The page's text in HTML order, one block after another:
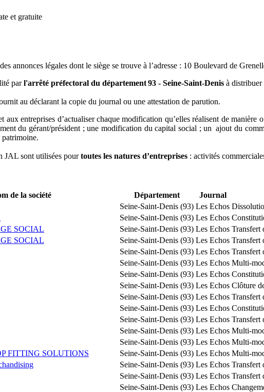
et gratuite
annonces légales dont le siège se trouve à l’adresse : 10 Boulevard de
parl'arrêté préfectoral du département 93 - Seine-Saint-Denis à distribuer
au déclarant la copie du journal ou une attestation de parution.
aux entreprises d’actualiser chaque modification qu’elles réalisent de
du gérant/président ; une modification du capital social ; un ajout du
patrimoine.
JAL sont utilisées pourtoutes les natures d’entreprises : activités
de la société Département Journal
Seine-Saint-Denis (93) Les Echos
Seine-Saint-Denis (93) Les Echos
SOCIAL Seine-Saint-Denis (93) Les Echos Transfert
SOCIAL Seine-Saint-Denis (93) Les Echos Transfert
Seine-Saint-Denis (93) Les Echos Transfert
Seine-Saint-Denis (93) Les Echos Multi-
Seine-Saint-Denis (93) Les Echos
Seine-Saint-Denis (93) Les Echos Clôture
Seine-Saint-Denis (93) Les Echos Transfert
Seine-Saint-Denis (93) Les Echos
Seine-Saint-Denis (93) Les Echos Transfert
Seine-Saint-Denis (93) Les Echos Multi-
Seine-Saint-Denis (93) Les Echos Multi-
FITTING SOLUTIONS Seine-Saint-Denis (93) Les Echos Multi-
Seine-Saint-Denis (93) Les Echos Transfert
Seine-Saint-Denis (93) Les Echos Transfert
Seine-Saint-Denis (93) Les Echos